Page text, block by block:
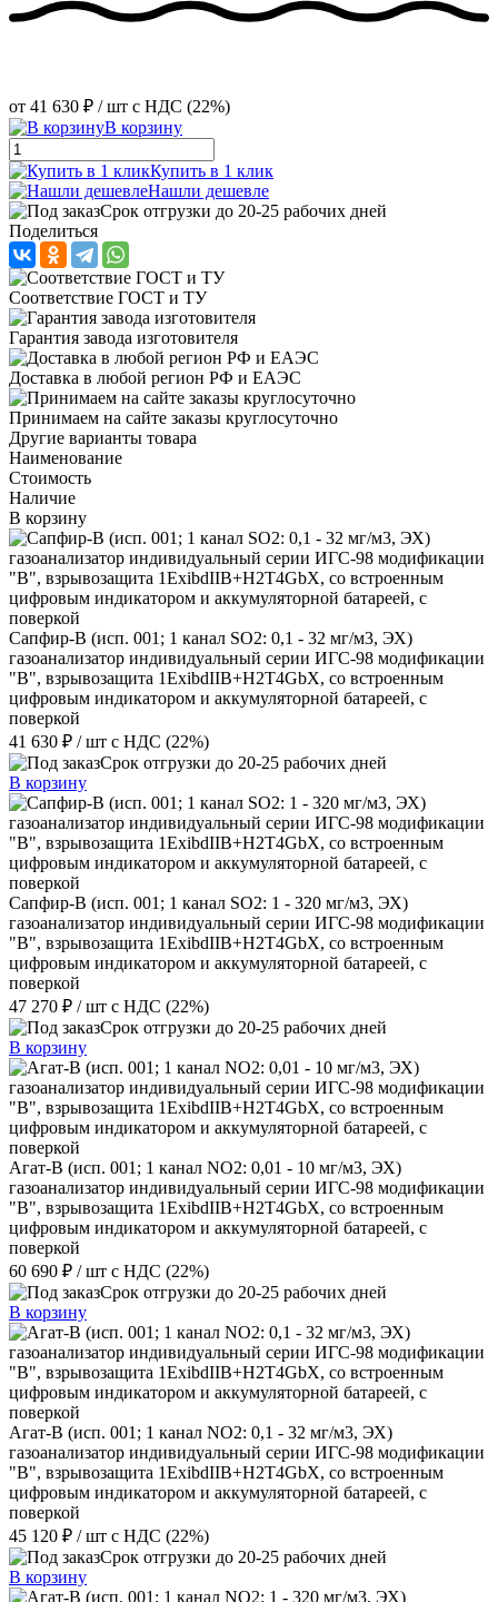
от 41 630 ₽ / шт с НДС (22%)
В корзину
Купить в 1 клик
Нашли дешевле
Срок отгрузки до 20-25 рабочих дней
Поделиться
Соответствие ГОСТ и ТУ
Гарантия завода изготовителя
Доставка в любой регион РФ и ЕАЭС
Принимаем на сайте заказы круглосуточно
Другие варианты товара
Наименование
Стоимость
Наличие
В корзину
Сапфир-В (исп. 001; 1 канал SO2: 0,1 - 32 мг/м3, ЭХ)
газоанализатор индивидуальный серии ИГС-98 модификации
"В", взрывозащита 1ExibdIIB+H2T4GbX, со встроенным
цифровым индикатором и аккумуляторной батареей, с
поверкой
41 630 ₽ / шт с НДС (22%)
Срок отгрузки до 20-25 рабочих дней
В корзину
Сапфир-В (исп. 001; 1 канал SO2: 1 - 320 мг/м3, ЭХ)
газоанализатор индивидуальный серии ИГС-98 модификации
"В", взрывозащита 1ExibdIIB+H2T4GbX, со встроенным
цифровым индикатором и аккумуляторной батареей, с
поверкой
47 270 ₽ / шт с НДС (22%)
Срок отгрузки до 20-25 рабочих дней
В корзину
Агат-В (исп. 001; 1 канал NO2: 0,01 - 10 мг/м3, ЭХ)
газоанализатор индивидуальный серии ИГС-98 модификации
"В", взрывозащита 1ExibdIIB+H2T4GbX, со встроенным
цифровым индикатором и аккумуляторной батареей, с
поверкой
60 690 ₽ / шт с НДС (22%)
Срок отгрузки до 20-25 рабочих дней
В корзину
Агат-В (исп. 001; 1 канал NO2: 0,1 - 32 мг/м3, ЭХ)
газоанализатор индивидуальный серии ИГС-98 модификации
"В", взрывозащита 1ExibdIIB+H2T4GbX, со встроенным
цифровым индикатором и аккумуляторной батареей, с
поверкой
45 120 ₽ / шт с НДС (22%)
Срок отгрузки до 20-25 рабочих дней
В корзину